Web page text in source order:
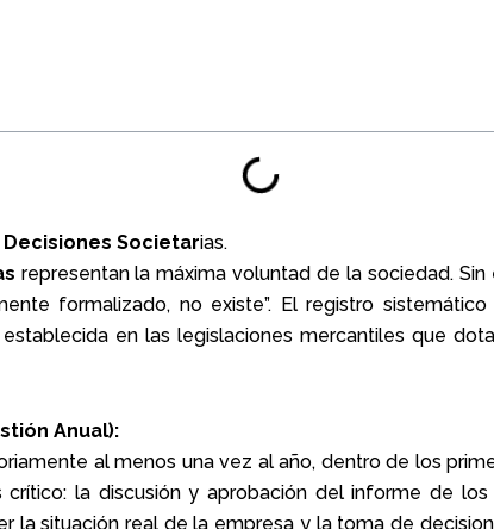
Societarias.
representan la máxima voluntad de la sociedad. Sin
formalizado, no existe”. El registro
en las legislaciones mercantiles que
Anual):
al menos una vez al año, dentro de los
crítico: la discusión y aprobación del informe de
la situación real de la empresa y la toma de